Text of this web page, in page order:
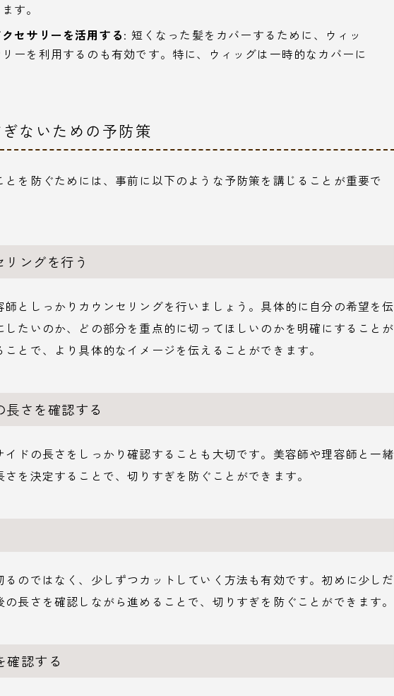
す。
セサリーを活用する: 短くなった髪をカバーするために、ウィッ
ーを利用するのも有効です。特に、ウィッグは一時的なカバーに
ないための予防策
を防ぐためには、事前に以下のような予防策を講じることが重要で
ングを行う
師としっかりカウンセリングを行いましょう。具体的に自分の希望を伝
したいのか、どの部分を重点的に切ってほしいのかを明確にすることが
とで、より具体的なイメージを伝えることができます。
さを確認する
イドの長さをしっかり確認することも大切です。美容師や理容師と一緒
を決定することで、切りすぎを防ぐことができます。
のではなく、少しずつカットしていく方法も有効です。初めに少しだ
長さを確認しながら進めることで、切りすぎを防ぐことができます。
確認する